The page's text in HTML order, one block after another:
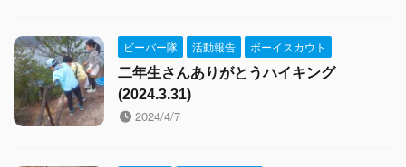
ビーバー隊 活動報告
ボーイスカウト
二年生さんありがとうハイキング
(2024.3.31)
2024/4/7